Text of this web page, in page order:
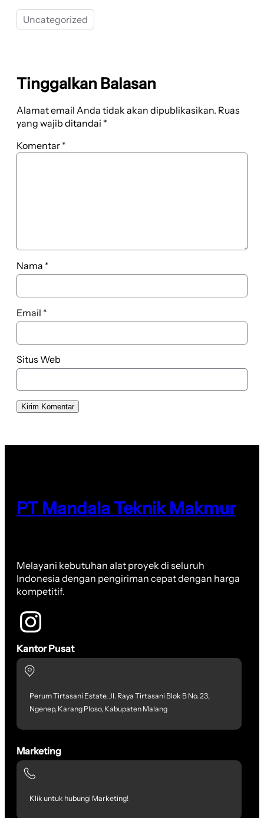
Uncategorized
Tinggalkan Balasan
Alamat email Anda tidak akan dipublikasikan. Ruas
yang wajib ditandai *
Komentar *
Nama *
Email *
Situs Web
PT Mandala Teknik Makmur
Melayani kebutuhan alat proyek di seluruh
Indonesia dengan pengiriman cepat dengan harga
kompetitif.
Kantor Pusat
Perum Tirtasani Estate, Jl. Raya Tirtasani Blok B No. 23,
Ngenep, Karang Ploso, Kabupaten Malang
Marketing
Klik untuk hubungi Marketing!